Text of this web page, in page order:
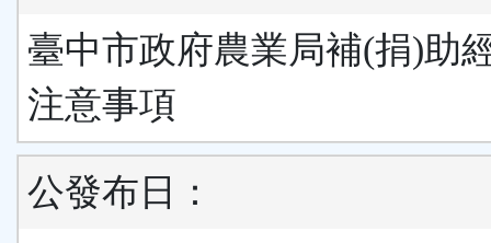
臺中市政府農業局補(捐)助
注意事項
公發布日：